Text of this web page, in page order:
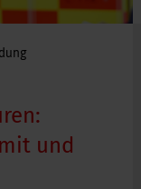
und